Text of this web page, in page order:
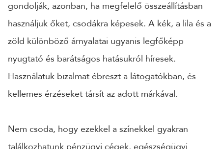
gondolják, azonban, ha megfelelő összeállításban
használjuk őket, csodákra képesek. A kék, a lila és a
zöld különböző árnyalatai ugyanis legfőképp
nyugtató és barátságos hatásukról híresek.
Használatuk bizalmat ébreszt a látogatókban, és
kellemes érzéseket társít az adott márkával.
Nem csoda, hogy ezekkel a színekkel gyakran